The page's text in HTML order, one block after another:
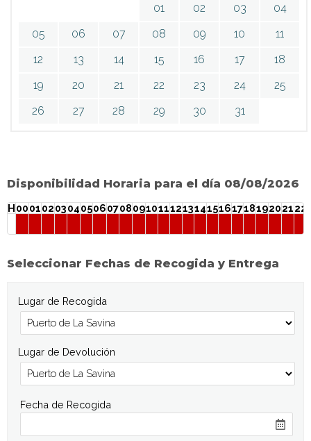
01 02 03
04
05
06 07 08 09 10
11
12
13 14 15 16 17
18
19
20 21 22 23 24
25
26
27 28 29 30 31
Disponibilidad Horaria para el día 08/08/2026
H0001020304050607080910111213141516171819202122
Seleccionar Fechas de Recogida y Entrega
Lugar de Recogida
Lugar de Devolución
Fecha de Recogida